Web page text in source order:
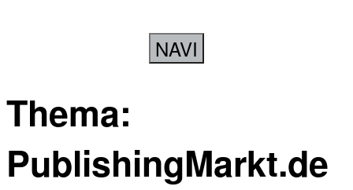
NAVI
Thema:
PublishingMarkt.de